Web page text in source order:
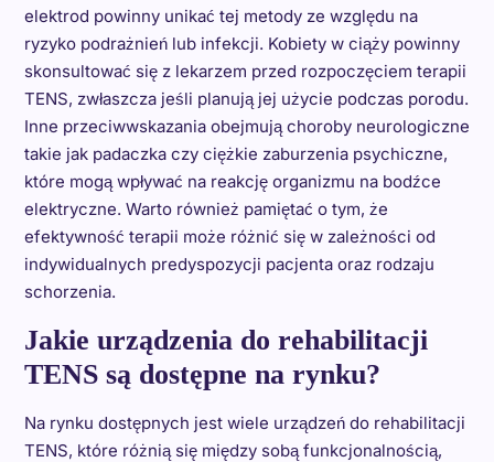
elektrod powinny unikać tej metody ze względu na
ryzyko podrażnień lub infekcji. Kobiety w ciąży powinny
skonsultować się z lekarzem przed rozpoczęciem terapii
TENS, zwłaszcza jeśli planują jej użycie podczas porodu.
Inne przeciwwskazania obejmują choroby neurologiczne
takie jak padaczka czy ciężkie zaburzenia psychiczne,
które mogą wpływać na reakcję organizmu na bodźce
elektryczne. Warto również pamiętać o tym, że
efektywność terapii może różnić się w zależności od
indywidualnych predyspozycji pacjenta oraz rodzaju
schorzenia.
Jakie urządzenia do rehabilitacji
TENS są dostępne na rynku?
Na rynku dostępnych jest wiele urządzeń do rehabilitacji
TENS, które różnią się między sobą funkcjonalnością,